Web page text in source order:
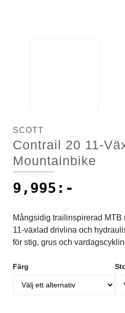
SCOTT
Contrail 20 11-
Mountainbike
9,995 :-
Mångsidig trailinspirerad MTB
11-växlad drivlina och
för stig, grus och
Färg